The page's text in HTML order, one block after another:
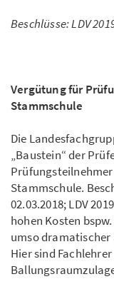
Beschlüsse: LDV
Vergütung für
Stammschule
Die
„Baustein“ der
Stammschule.
02.03.2018; LDV
hohen Kosten
umso dramatischer
Hier sind